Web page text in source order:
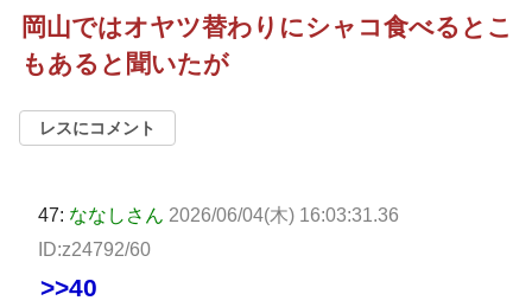
岡山ではオヤツ替わりにシャコ食べるとこ
もあると聞いたが
レスにコメント
47: ななしさん 2026/06/04(木) 16:03:31.36
ID:z24792/60
>>40